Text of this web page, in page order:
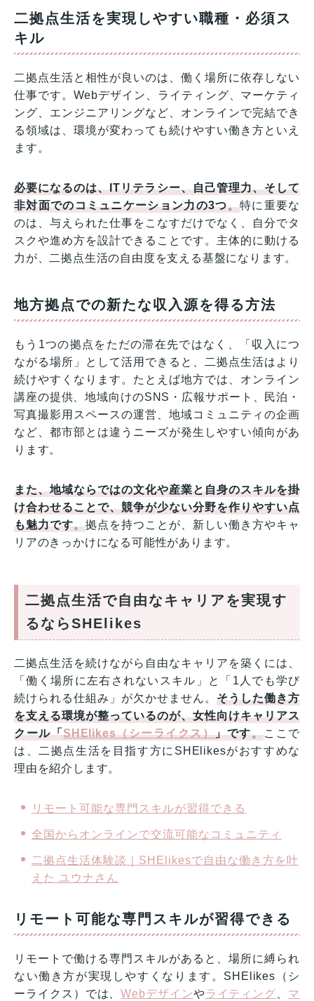
二拠点生活を実現しやすい職種・必須ス
キル
二拠点生活と相性が良いのは、働く場所に依存しない
仕事です。Webデザイン、ライティング、マーケティ
ング、エンジニアリングなど、オンラインで完結でき
る領域は、環境が変わっても続けやすい働き方といえ
ます。
必要になるのは、ITリテラシー、自己管理力、そして
非対面でのコミュニケーション力の3つ。特に重要な
のは、与えられた仕事をこなすだけでなく、自分でタ
スクや進め方を設計できることです。主体的に動ける
力が、二拠点生活の自由度を支える基盤になります。
地方拠点での新たな収入源を得る方法
もう1つの拠点をただの滞在先ではなく、「収入につ
ながる場所」として活用できると、二拠点生活はより
続けやすくなります。たとえば地方では、オンライン
講座の提供、地域向けのSNS・広報サポート、民泊・
写真撮影用スペースの運営、地域コミュニティの企画
など、都市部とは違うニーズが発生しやすい傾向があ
ります。
また、地域ならではの文化や産業と自身のスキルを掛
け合わせることで、競争が少ない分野を作りやすい点
も魅力です。拠点を持つことが、新しい働き方やキャ
リアのきっかけになる可能性があります。
二拠点生活で自由なキャリアを実現す
るならSHElikes
二拠点生活を続けながら自由なキャリアを築くには、
「働く場所に左右されないスキル」と「1人でも学び
続けられる仕組み」が欠かせません。そうした働き方
を支える環境が整っているのが、女性向けキャリアス
クール「SHElikes（シーライクス）」です。ここで
は、二拠点生活を目指す方にSHElikesがおすすめな
理由を紹介します。
リモート可能な専門スキルが習得できる
全国からオンラインで交流可能なコミュニティ
二拠点生活体験談｜SHElikesで自由な働き方を叶
えた ユウナさん
リモート可能な専門スキルが習得できる
リモートで働ける専門スキルがあると、場所に縛られ
ない働き方が実現しやすくなります。SHElikes（シ
ーライクス）では、Webデザインやライティング
マ